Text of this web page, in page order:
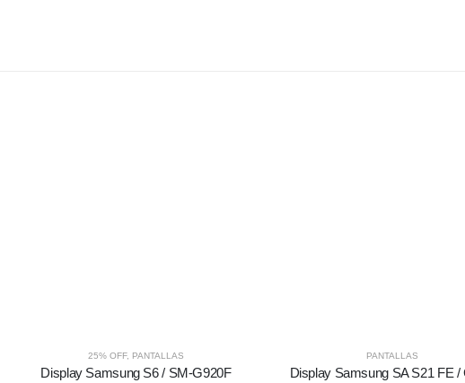
25% OFF, PANTALLAS
Display Samsung S6 / SM-G920F
PANTALLAS
Display Samsung SA S21 FE /